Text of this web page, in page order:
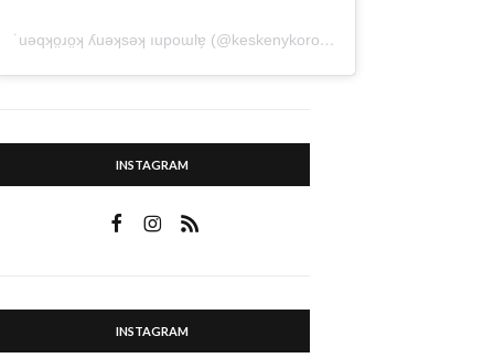
˙uǝqʞo̤ɹo̤ʞ ʎuǝʞsǝʞ ıupoɯlɐ̗ (@keskenykorokben) által megosztott bejegyzés
INSTAGRAM
INSTAGRAM